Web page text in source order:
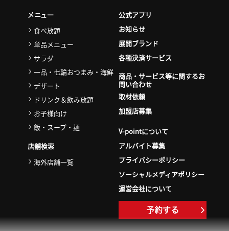
メニュー
食べ放題
単品メニュー
サラダ
一品・七輪おつまみ・海鮮
デザート
ドリンク＆飲み放題
お子様向け
飯・スープ・麺
店舗検索
海外店舗一覧
公式アプリ
お知らせ
展開ブランド
各種決済サービス
商品・サービス等に関するお
問い合わせ
取材依頼
加盟店募集
V-pointについて
アルバイト募集
プライバシーポリシー
ソーシャルメディアポリシー
運営会社について
予約する